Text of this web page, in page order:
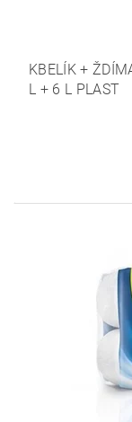
KBELÍK +
L + 6 L PLAST